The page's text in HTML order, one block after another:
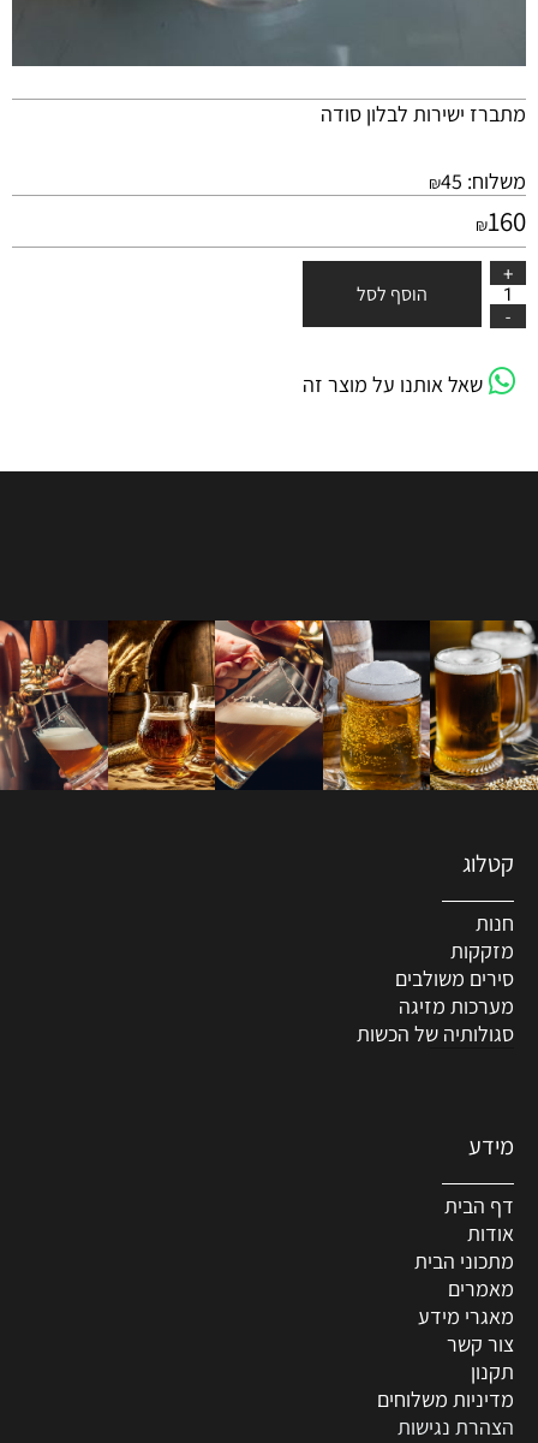
מתברז ישירות לבלון סודה
משלוח: ₪45
₪160
הוסף לסל
שאל אותנו על מוצר זה
קטלוג
חנות
מזקקות
סירים משולבים
מערכות מזיגה
סגולותיה של הכשות
מידע
דף הבית
אודות
מתכוני הבית
מאמרים
מאגרי מידע
צור קשר
תקנון
מדיניות משלוחים
הצהרת נגישות